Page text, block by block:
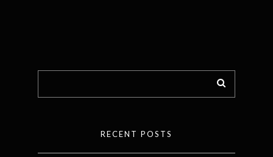
RECENT POSTS